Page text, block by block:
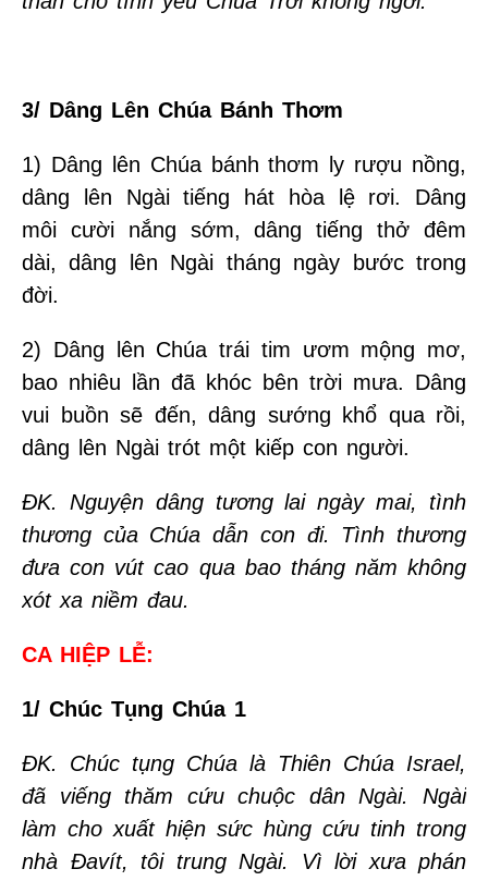
3/ Dâng Lên Chúa Bánh Thơm
1) Dâng lên Chúa bánh thơm ly rượu nồng,
dâng lên Ngài tiếng hát hòa lệ rơi. Dâng
môi cười nắng sớm, dâng tiếng thở đêm
dài, dâng lên Ngài tháng ngày bước trong
đời.
2) Dâng lên Chúa trái tim ươm mộng mơ,
bao nhiêu lần đã khóc bên trời mưa. Dâng
vui buồn sẽ đến, dâng sướng khổ qua rồi,
dâng lên Ngài trót một kiếp con người.
ĐK. Nguyện dâng tương lai ngày mai, tình
thương của Chúa dẫn con đi. Tình thương
đưa con vút cao qua bao tháng năm không
xót xa niềm đau.
CA HIỆP LỄ:
1/ Chúc Tụng Chúa 1
ĐK. Chúc tụng Chúa là Thiên Chúa Israel,
đã viếng thăm cứu chuộc dân Ngài. Ngài
làm cho xuất hiện sức hùng cứu tinh trong
nhà Đavít, tôi trung Ngài. Vì lời xưa phán